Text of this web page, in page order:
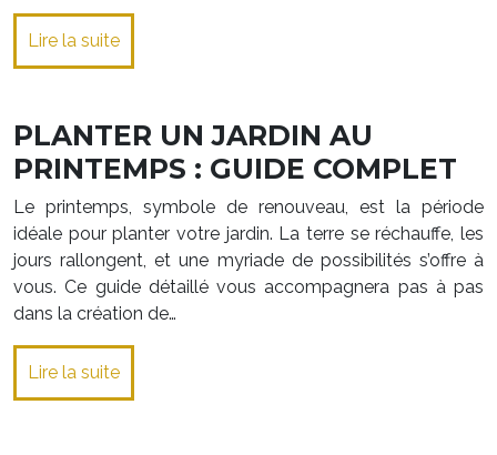
Lire la suite
PLANTER UN JARDIN AU
PRINTEMPS : GUIDE COMPLET
Le printemps, symbole de renouveau, est la période
idéale pour planter votre jardin. La terre se réchauffe, les
jours rallongent, et une myriade de possibilités s’offre à
vous. Ce guide détaillé vous accompagnera pas à pas
dans la création de…
Lire la suite